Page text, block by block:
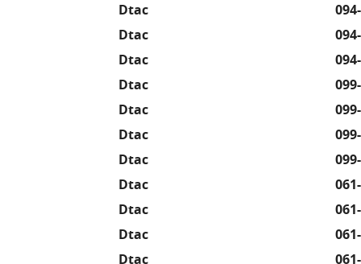
Dtac
Dtac
Dtac
Dtac
Dtac
Dtac
Dtac
Dtac
Dtac
Dtac
Dtac